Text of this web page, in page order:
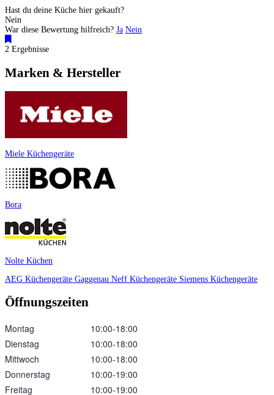
Hast du deine Küche hier gekauft?
Nein
War diese Bewertung hilfreich? Ja Nein
2 Ergebnisse
Marken & Hersteller
Miele Küchengeräte
Bora
Nolte Küchen
AEG Küchengeräte Gaggenau Neff Küchengeräte Siemens Küchengeräte
Öffnungszeiten
Montag
10:00‑18:00
Dienstag
10:00‑18:00
Mittwoch
10:00‑18:00
Donnerstag
10:00‑19:00
Freitag
10:00‑19:00